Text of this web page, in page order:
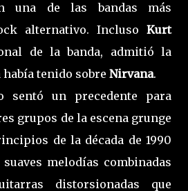
una de las bandas más
alternativo. Incluso Kurt
de la banda, admitió la
tenido sobre Nirvana.
sentó un precedente para
grupos de la escena grunge
de la década de 1990
melodías combinadas
distorsionadas que